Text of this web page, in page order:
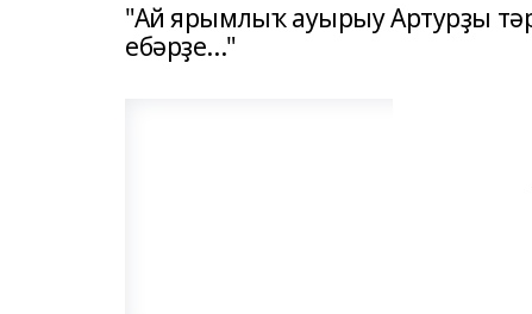
"Ай ярымлыҡ ауырыу Артурҙы
ебәрҙе..."